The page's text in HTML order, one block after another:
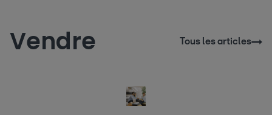
Vendre Tous les articles